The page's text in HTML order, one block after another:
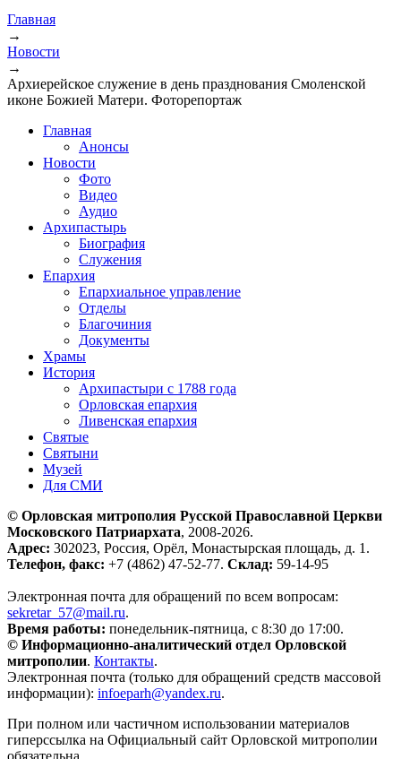
Главная
→
Новости
→
Архиерейское служение в день празднования Смоленской
иконе Божией Матери. Фоторепортаж
Главная
Анонсы
Новости
Фото
Видео
Аудио
Архипастырь
Биография
Служения
Епархия
Епархиальное управление
Отделы
Благочиния
Документы
Храмы
История
Архипастыри с 1788 года
Орловская епархия
Ливенская епархия
Святые
Святыни
Музей
Для СМИ
© Орловская митрополия Русской Православной Церкви
Московского Патриархата, 2008-2026.
Адрес: 302023, Россия, Орёл, Монастырская площадь, д. 1.
Телефон, факс: +7 (4862) 47-52-77. Склад: 59-14-95
Электронная почта для обращений по всем вопросам:
sekretar_57@mail.ru.
Время работы: понедельник-пятница, с 8:30 до 17:00.
© Информационно-аналитический отдел Орловской
митрополии. Контакты.
Электронная почта (только для обращений средств массовой
информации): infoeparh@yandex.ru.
При полном или частичном использовании материалов
гиперссылка на Официальный сайт Орловской митрополии
обязательна.